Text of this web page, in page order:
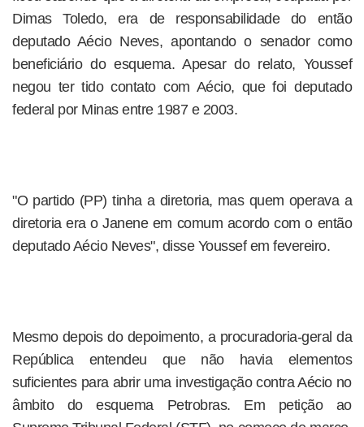
Dimas Toledo, era de responsabilidade do então
deputado Aécio Neves, apontando o senador como
beneficiário do esquema. Apesar do relato, Youssef
negou ter tido contato com Aécio, que foi deputado
federal por Minas entre 1987 e 2003.
"O partido (PP) tinha a diretoria, mas quem operava a
diretoria era o Janene em comum acordo com o então
deputado Aécio Neves", disse Youssef em fevereiro.
Mesmo depois do depoimento, a procuradoria-geral da
República entendeu que não havia elementos
suficientes para abrir uma investigação contra Aécio no
âmbito do esquema Petrobras. Em petição ao